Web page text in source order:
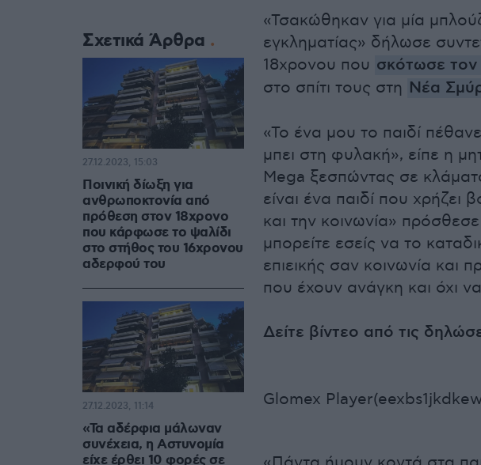
«Τσακώθηκαν για μία
εγκληματίας» δήλωσε
18χρονου που σκότωσε
στο σπίτι τους στη Νέα
«Το ένα μου το παιδί
μπει στη φυλακή», είπε η
Mega ξεσπώντας σε
είναι ένα παιδί που χρήζει
και την κοινωνία»
μπορείτε εσείς να το
επιεικής σαν κοινωνία και
που έχουν ανάγκη και όχι
Δείτε βίντεο από τις
Glomex
Σχετικά Άρθρα
Ποινική δίωξη για
ανθρωποκτονία από
πρόθεση στον 18χρονο
που κάρφωσε το ψαλίδι
στο στήθος του 16χρονου
αδερφού του
27.12.2023, 15:03
«Τα αδέρφια μάλωναν
συνέχεια, η Αστυνομία
είχε έρθει 10 φορές σε
27.12.2023, 11:14